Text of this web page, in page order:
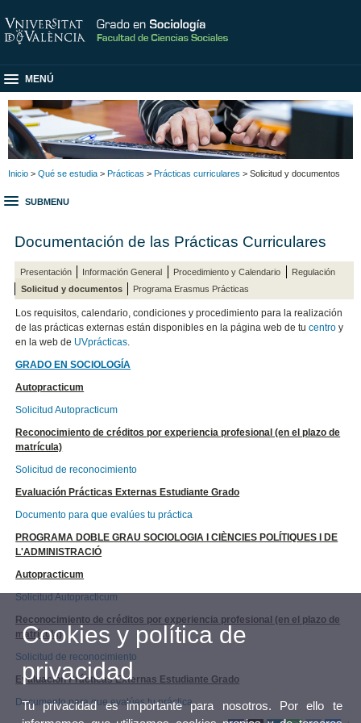
MENÚ
Inicio > Qué se estudia > Prácticas > Prácticas curriculares > Solicitud y documentos
SUBMENU
Documentación de las Prácticas Curriculares
Presentación Información General Procedimiento y Calendario
Regulación
Solicitud y documentos
Programa Erasmus Prácticas
Los requisitos, calendario, condiciones y procedimiento para la realización
de las prácticas externas están disponibles en la página web de tucentro y
en la web de UVprácticas.
GRADO EN SOCIOLOGÍA
Autopracticum
Solicitud Autopracticum
Reconocimiento de créditos por experiencia profesional (en el plazo de
matrícula)
Solicitud de reconocimiento
Evaluación Prácticas Externas Estudiante Grado
Documento para que evalúes tu práctica
PROGRAMA DOBLE GRAU SOCIOLOGIA I CIÈNCIES POLÍTIQUES I DE
L'ADMINISTRACIÓ
Autopracticum
Solicitud Autopracticum
Reconocimiento de créditos por experiencia profesional (en el plazo de
matrícula)
Solicitud de reconocimiento
Evaluación Prácticas Externas Estudiante Grado
Documento para que evalúes tu práctica
Cookies y política de
privacidad
Tu privacidad es importante para nosotros. Por ello te